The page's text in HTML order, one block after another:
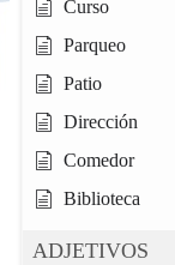
Curso
Parqueo
Patio
Dirección
Comedor
Biblioteca
ADJETIVOS